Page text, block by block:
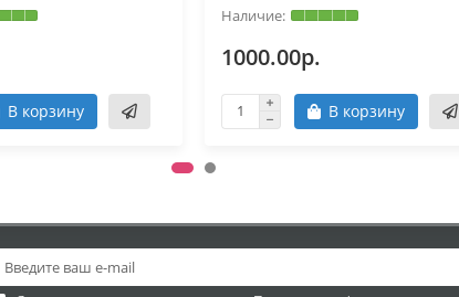
В корзину
1000.00р.
В корзину